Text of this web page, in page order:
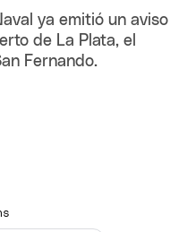
ya emitió un aviso
de La Plata, el
Fernando.